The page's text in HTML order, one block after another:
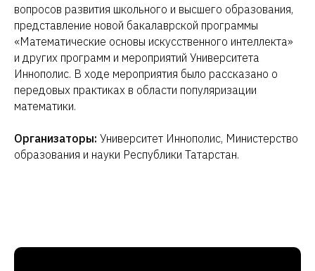
вопросов развития школьного и высшего образования,
представление новой бакалаврской программы
«Математические основы искусственного интеллекта»
и других программ и мероприятий Университета
Иннополис. В ходе мероприятия было рассказано о
передовых практиках в области популяризации
математики.
Организаторы: Университет Иннополис, Министерство
образования и науки Республики Татарстан.